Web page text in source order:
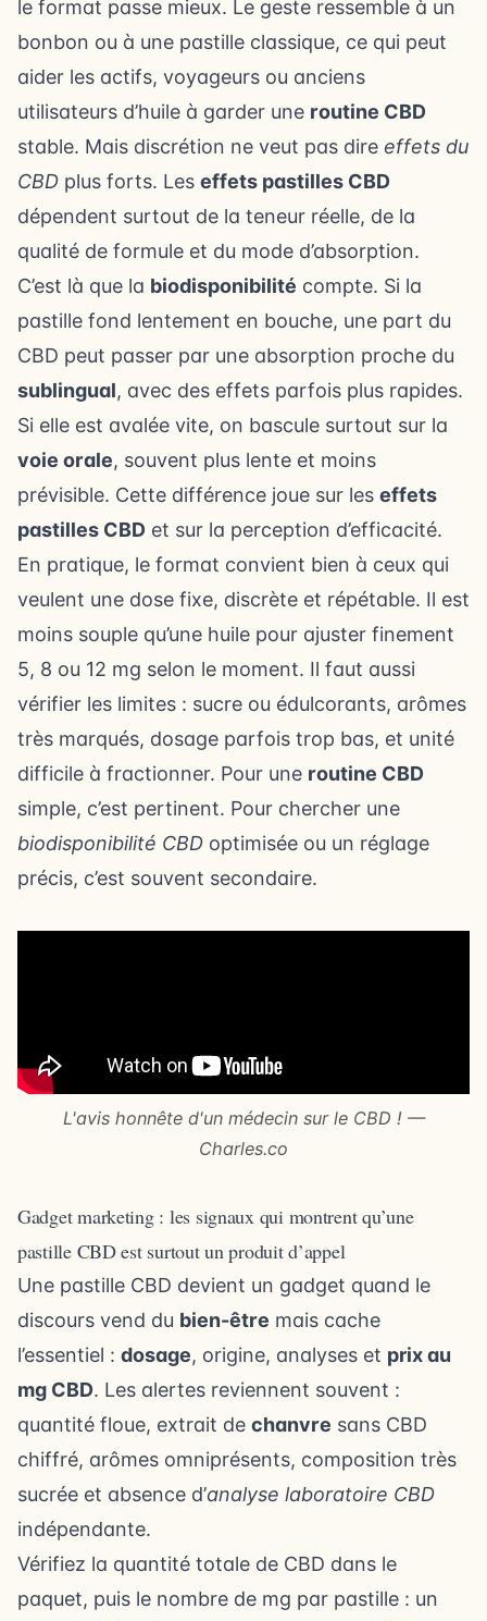
le format passe mieux. Le geste ressemble à un
bonbon ou à une pastille classique, ce qui peut
aider les actifs, voyageurs ou anciens
utilisateurs d’huile à garder une routine CBD
stable. Mais discrétion ne veut pas dire effets du
CBD plus forts. Les effets pastilles CBD
dépendent surtout de la teneur réelle, de la
qualité de formule et du mode d’absorption.
C’est là que la biodisponibilité compte. Si la
pastille fond lentement en bouche, une part du
CBD peut passer par une absorption proche du
sublingual, avec des effets parfois plus rapides.
Si elle est avalée vite, on bascule surtout sur la
voie orale, souvent plus lente et moins
prévisible. Cette différence joue sur les effets
pastilles CBD et sur la perception d’efficacité.
En pratique, le format convient bien à ceux qui
veulent une dose fixe, discrète et répétable. Il est
moins souple qu’une huile pour ajuster finement
5, 8 ou 12 mg selon le moment. Il faut aussi
vérifier les limites : sucre ou édulcorants, arômes
très marqués, dosage parfois trop bas, et unité
difficile à fractionner. Pour une routine CBD
simple, c’est pertinent. Pour chercher une
biodisponibilité CBD optimisée ou un réglage
précis, c’est souvent secondaire.
L'avis honnête d'un médecin sur le CBD ! —
Charles.co
Gadget marketing : les signaux qui montrent qu’une
pastille CBD est surtout un produit d’appel
Une pastille CBD devient un gadget quand le
discours vend du bien-être mais cache
l’essentiel : dosage, origine, analyses et prix au
mg CBD. Les alertes reviennent souvent :
quantité floue, extrait de chanvre sans CBD
chiffré, arômes omniprésents, composition très
sucrée et absence d’analyse laboratoire CBD
indépendante.
Vérifiez la quantité totale de CBD dans le
paquet, puis le nombre de mg par pastille : un